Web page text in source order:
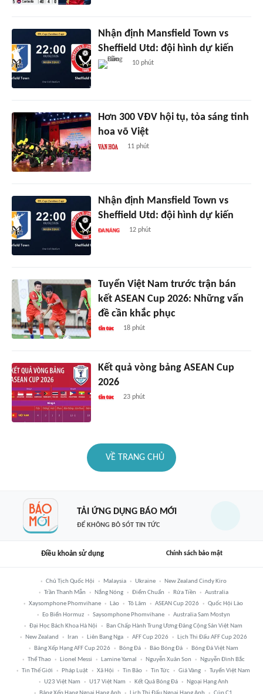
Nhận định Mansfield Town vs
Sheffield Utd: đội hình dự kiến
10 phút
Hơn 300 VĐV hội tụ, tỏa sáng tinh
hoa võ Việt
11 phút
Nhận định Mansfield Town vs
Sheffield Utd: đội hình dự kiến
12 phút
Tuyển Việt Nam trước trận bán
kết ASEAN Cup 2026: Những vấn
đề cần khắc phục
18 phút
Kết quả vòng bảng ASEAN Cup
2026
23 phút
VỀ TRANG CHỦ
TẢI ỨNG DỤNG BÁO MỚI
ĐỂ KHÔNG BỎ SÓT TIN TỨC
Điều khoản sử dụng Chính sách bảo mật
Chủ Tịch Quốc Hội Malaysia Ukraine
New Zealand Cindy Kiro
Trần Thanh Mẫn
Nắng Nóng Điểm Chuẩn Rửa Tiền
Australia
Xaysomphone Phomvihane
Lào Tô Lâm ASEAN Cup 2026
Quốc Hội Lào
Eo Biển Hormuz
Saysomphone Phomvihane
Australia Sam Mostyn
Đại Học Bách Khoa Hà Nội
Ban Chấp Hành Trung Ương Đảng Cộng Sản Việt Nam
New Zealand
Iran Liên Bang Nga AFF Cup 2026
Lịch Thi Đấu AFF Cup 2026
Bảng Xếp Hạng AFF Cup 2026
Bóng Đá Báo Bóng Đá
Bóng Đá Việt Nam
Thể Thao
Lionel Messi Lamine Yamal Nguyễn Xuân Son
Nguyễn Đình Bắc
Tin Thế Giới
Pháp Luật Xã Hội Tin Bão Tin Tức Giá Vàng
Tuyển Việt Nam
U23 Việt Nam
U17 Việt Nam Kết Quả Bóng Đá
Ngoại Hạng Anh
Bảng Xếp Hạng Ngoại Hạng Anh
Lịch Thi Đấu Ngoại Hạng Anh Cúp C1